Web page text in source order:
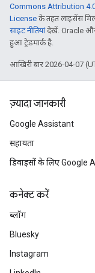
Commons Attribution
License के तहत लाइसेंस
साइट नीतियांदेखें. Oracle और/
हुआ ट्रेडमार्क है.
आखिरी बार 2026-04-07
ज़्यादा जानकारी
Google Assistant
सहायता
डिवाइसों के लिए Google
कनेक्ट करें
ब्लॉग
Bluesky
Instagram